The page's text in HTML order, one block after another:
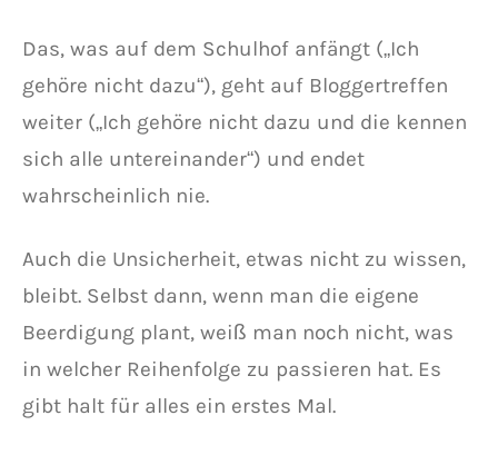
Das, was auf dem Schulhof anfängt („Ich
gehöre nicht dazu“), geht auf Bloggertreffen
weiter („Ich gehöre nicht dazu und die kennen
sich alle untereinander“) und endet
wahrscheinlich nie.
Auch die Unsicherheit, etwas nicht zu wissen,
bleibt. Selbst dann, wenn man die eigene
Beerdigung plant, weiß man noch nicht, was
in welcher Reihenfolge zu passieren hat. Es
gibt halt für alles ein erstes Mal.